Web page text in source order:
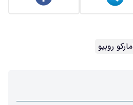
مارکو روبیو